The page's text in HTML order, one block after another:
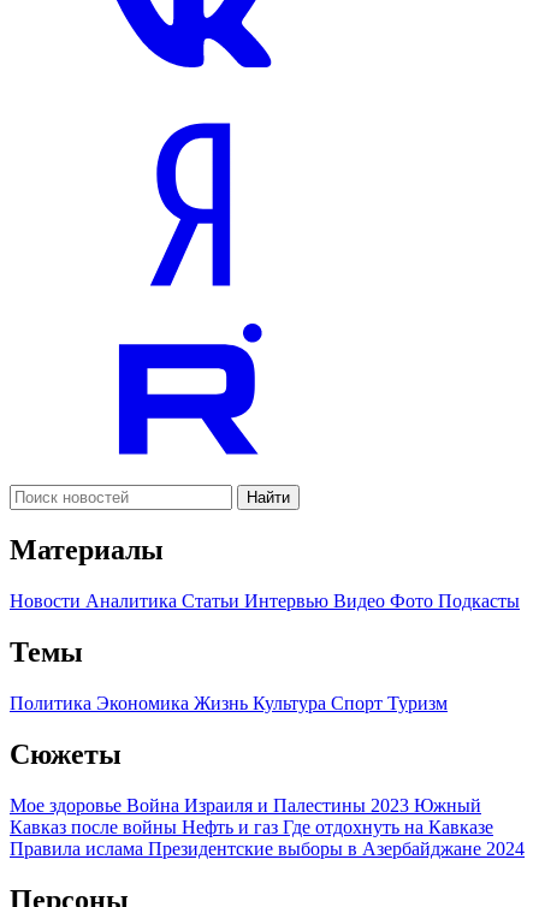
Найти
Материалы
Новости Аналитика Статьи Интервью Видео Фото Подкасты
Темы
Политика Экономика Жизнь Культура Спорт Туризм
Сюжеты
Мое здоровье Война Израиля и Палестины 2023 Южный
Кавказ после войны Нефть и газ Где отдохнуть на Кавказе
Правила ислама Президентские выборы в Азербайджане 2024
Персоны